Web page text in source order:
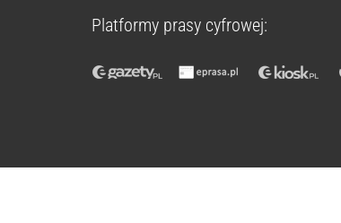
Platformy prasy cyfrowej: